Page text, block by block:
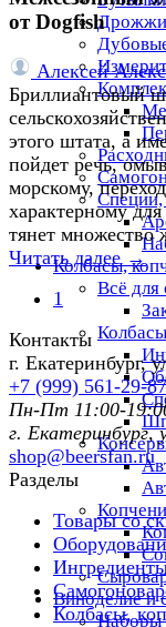
Дрожжи
Колбасы,
Всё для
Виноделие и
Наборы
от Dogfish
Алексей
Бриллиантовый
этого штата, а
пойдет речь,
морскому,
характерному
тянет множество
Читать далее →
1
Контакты
г. Екатеринбург,
+7 (999) 561-29-87
Пн-Пт 11:00-
г. Екатеринбург,
shop@beersfan.ru
Разделы
Товары со
Колбасы,